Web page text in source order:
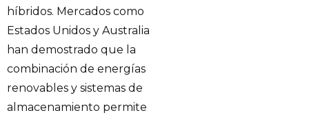
híbridos. Mercados como
Estados Unidos y Australia
han demostrado que la
combinación de energías
renovables y sistemas de
almacenamiento permite